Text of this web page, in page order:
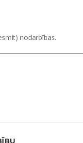
nodarbības.